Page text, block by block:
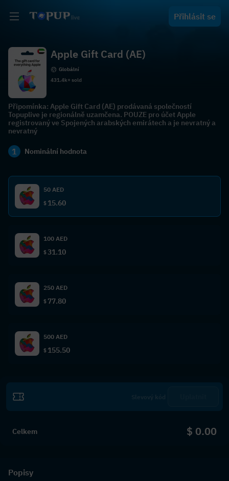
Přihlásit se
Apple Gift Card (AE)
Globální
431.4k+ sold
Připomínka: Apple Gift Card (AE) prodávaná společností
Topuplive je regionálně uzamčena. POUZE pro účet Apple
registrovaný ve Spojených arabských emirátech a je nevratný a
nevratný
1 Nominální hodnota
50 AED
$ 15.60
100 AED
$31.10
250 AED
$ 77.80
500 AED
$ 155.50
Celkem $ 0.00
Popisy